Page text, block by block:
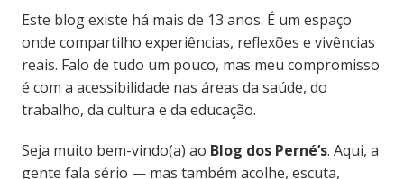
Este blog existe há mais de 13 anos. É um espaço
onde compartilho experiências, reflexões e vivências
reais. Falo de tudo um pouco, mas meu compromisso
é com a acessibilidade nas áreas da saúde, do
trabalho, da cultura e da educação.
Seja muito bem-vindo(a) ao Blog dos Perné’s. Aqui, a
gente fala sério — mas também acolhe, escuta,